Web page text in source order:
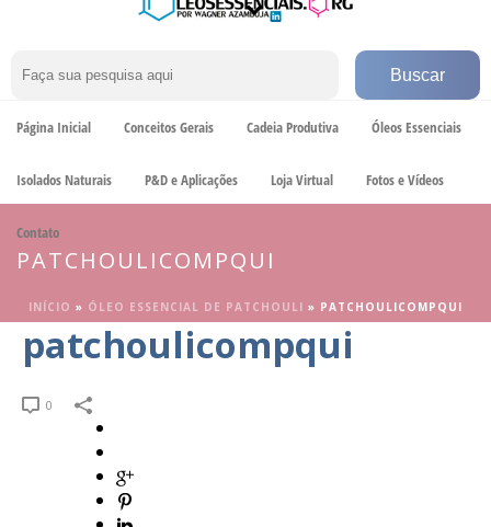
Página Inicial Conceitos Gerais Cadeia Produtiva Óleos Essenciais
Isolados Naturais P&D e Aplicações Loja Virtual Fotos e Vídeos
Contato
PATCHOULICOMPQUI
INÍCIO » ÓLEO ESSENCIAL DE PATCHOULI » PATCHOULICOMPQUI
patchoulicompqui
0